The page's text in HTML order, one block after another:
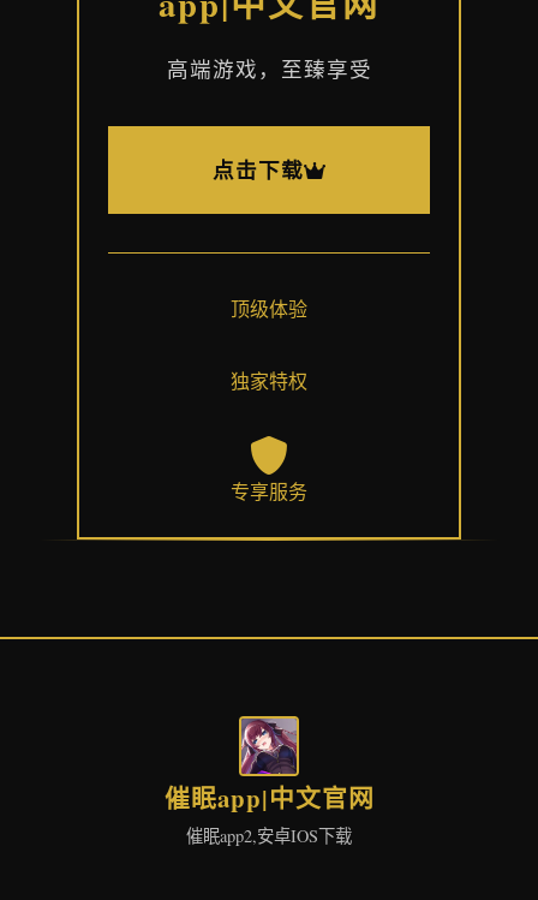
高端游戏，至臻享受
点击下载
顶级体验
独家特权
专享服务
催眠app|中文官网
催眠app2,安卓IOS下载